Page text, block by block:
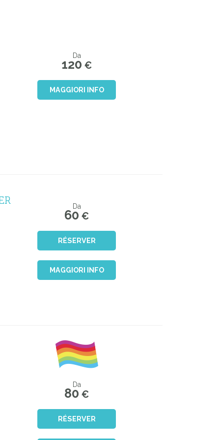
Da
120 €
MAGGIORI INFO
Da
60 €
RÉSERVER
MAGGIORI INFO
Da
80 €
RÉSERVER